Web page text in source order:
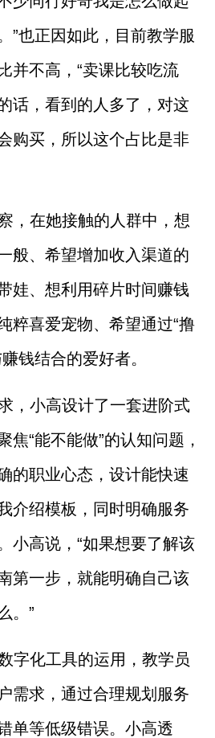
”也正因如此，目前教学服
并不高，“卖课比较吃流
话，看到的人多了，对这
购买，所以这个占比是非
，在她接触的人群中，想
般、希望增加收入渠道的
娃、想利用碎片时间赚钱
粹喜爱宠物、希望通过“撸
钱结合的爱好者。
，小高设计了一套进阶式
焦“能不能做”的认知问题，
的职业心态，设计能快速
介绍模板，同时明确服务
小高说，“如果想要了解该
第一步，就能明确自己该
。”
字化工具的运用，教学员
需求，通过合理规划服务
单等低级错误。小高透